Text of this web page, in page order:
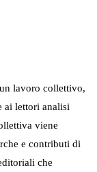
lavoro collettivo,
ai lettori analisi
viene
e contributi di
che